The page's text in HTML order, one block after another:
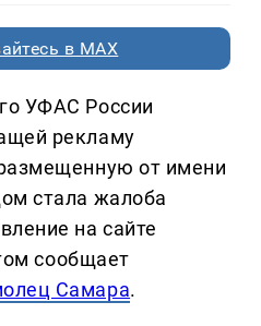
в MAX
УФАС России
рекламу
от имени
стала жалоба
на сайте
сообщает
Самара.